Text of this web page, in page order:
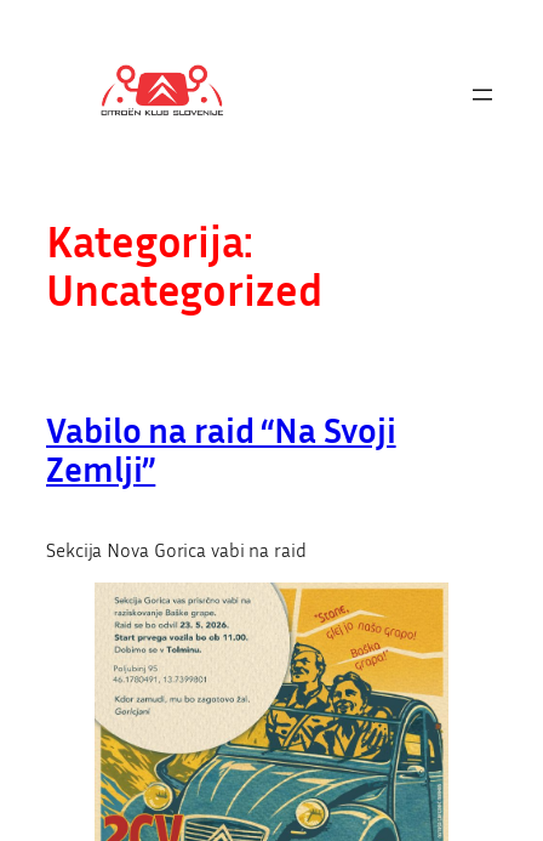
Kategorija:
Uncategorized
Vabilo na raid “Na Svoji
Zemlji”
Sekcija Nova Gorica vabi na raid